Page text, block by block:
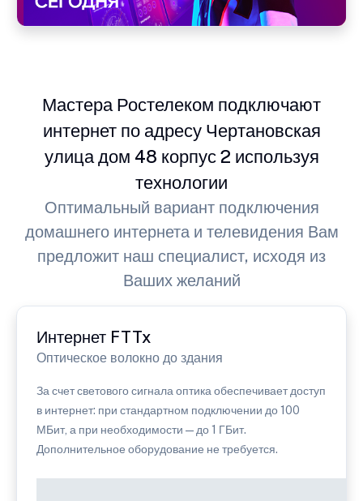
Мастера Ростелеком подключают
интернет по адресу Чертановская
улица дом 48 корпус 2 используя
технологии
Оптимальный вариант подключения
домашнего интернета и телевидения Вам
предложит наш специалист, исходя из
Ваших желаний
Интернет FTTx
Оптическое волокно до здания
За счет светового сигнала оптика обеспечивает доступ
в интернет: при стандартном подключении до 100
МБит, а при необходимости — до 1 ГБит.
Дополнительное оборудование не требуется.